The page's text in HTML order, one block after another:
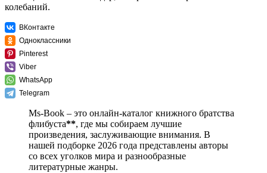
колебаний.
ВКонтакте
Одноклассники
Pinterest
Viber
WhatsApp
Telegram
Ms-Book – это онлайн-каталог книжного братства
флибуста**, где мы собираем лучшие
произведения, заслуживающие внимания. В
нашей подборке 2026 года представлены авторы
со всех уголков мира и разнообразные
литературные жанры.